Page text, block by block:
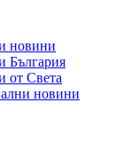
новини
България
от Света
новини